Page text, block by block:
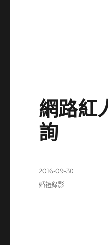
網路紅
詢
發
佈
2016-09-30
分
婚禮錄影